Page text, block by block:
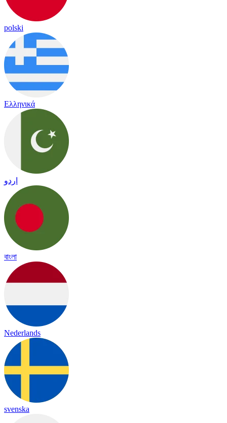
polski
Ελληνικά
اردو
বাংলা
Nederlands
svenska